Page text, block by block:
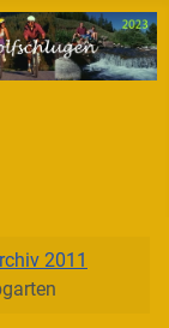
2011